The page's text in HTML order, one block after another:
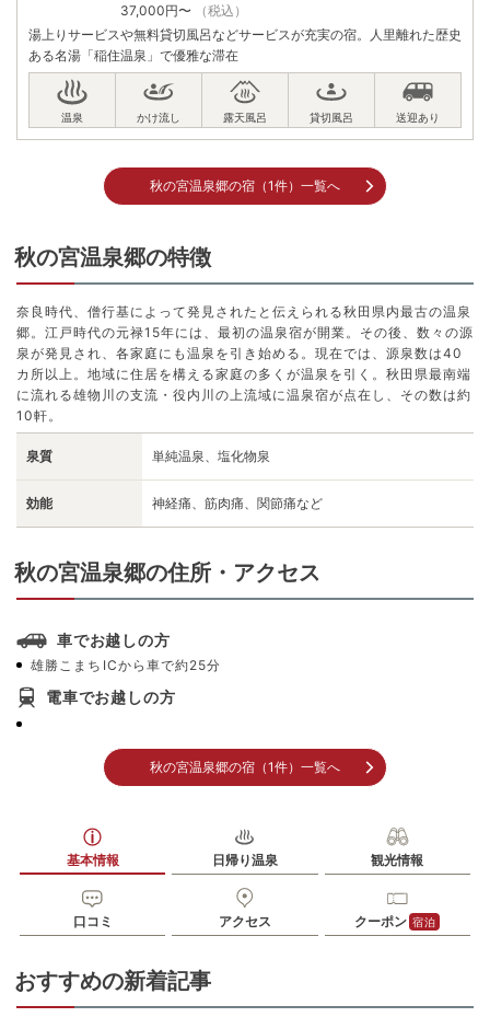
37,000円〜
（税込）
湯上りサービスや無料貸切風呂などサービスが充実の宿。人里離れた歴史
ある名湯「稲住温泉」で優雅な滞在
秋の宮温泉郷の宿（1件）一覧へ
秋の宮温泉郷の特徴
奈良時代、僧行基によって発見されたと伝えられる秋田県内最古の温泉
郷。江戸時代の元禄15年には、最初の温泉宿が開業。その後、数々の源
泉が発見され、各家庭にも温泉を引き始める。現在では、源泉数は40
カ所以上。地域に住居を構える家庭の多くが温泉を引く。秋田県最南端
に流れる雄物川の支流・役内川の上流域に温泉宿が点在し、その数は約
10軒。
泉質 単純温泉、塩化物泉
効能 神経痛、筋肉痛、関節痛など
秋の宮温泉郷の住所・アクセス
車でお越しの方
雄勝こまちICから車で約25分
電車でお越しの方
秋の宮温泉郷の宿（1件）一覧へ
基本情報 日帰り温泉 観光情報
口コミ アクセス クーポン 宿泊
おすすめの新着記事